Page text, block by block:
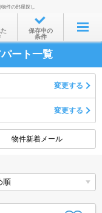
ら
件の部屋探し
保存中の
条件
ート一覧
変更する
変更する
物件新着メール